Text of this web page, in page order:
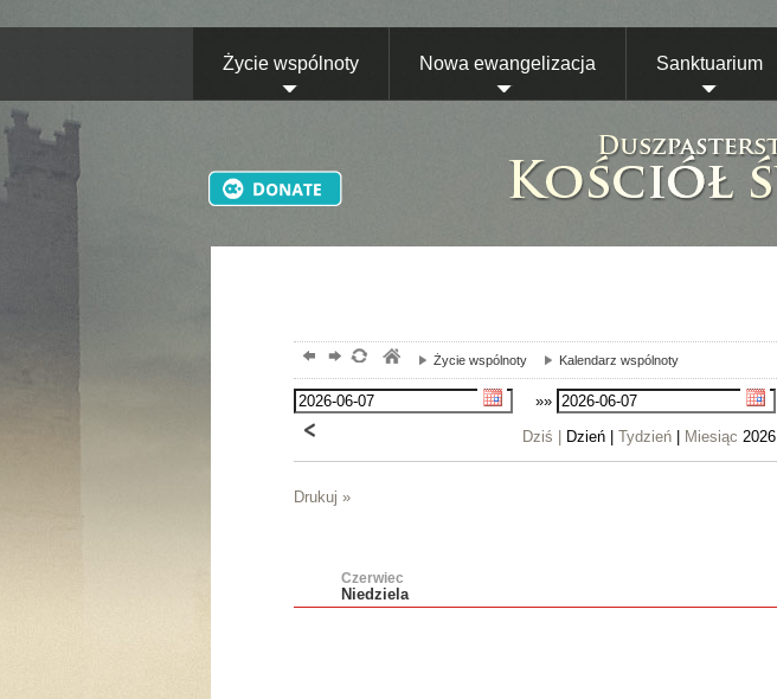
Życie wspólnoty Nowa ewangelizacja Sanktuarium
Życie wspólnoty Kalendarz wspólnoty
»»
Dziś |
Dzień | Tydzień Miesiąc 2026
Drukuj »
Czerwiec
Niedziela